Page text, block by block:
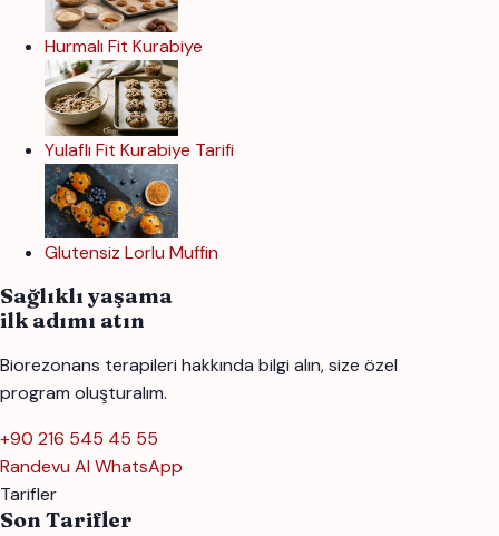
Hurmalı Fit Kurabiye
Yulaflı Fit Kurabiye Tarifi
Glutensiz Lorlu Muffin
Sağlıklı yaşama
ilk adımı atın
Biorezonans terapileri hakkında bilgi alın, size özel
program oluşturalım.
+90 216 545 45 55
Randevu Al WhatsApp
Tarifler
Son Tarifler